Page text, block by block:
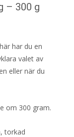
– 300 g
har du en
valet av
eller när du
om 300 gram.
torkad